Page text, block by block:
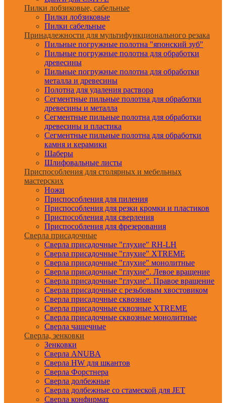
Пилки лобзиковые, сабельные
Пилки лобзиковые
Пилки сабельные
Принадлежности для мультифункционального резака
Пильные погружные полотна "японский зуб"
Пильные погружные полотна для обработки
древесины
Пильные погружные полотна для обработки
металла и древесины
Полотна для удаления раствора
Сегментные пильные полотна для обработки
древесины и металла
Сегментные пильные полотна для обработки
древесины и пластика
Сегментные пильные полотна для обработки
камня и керамики
Шаберы
Шлифовальные листы
Приспособления для столярных и мебельных
мастерских
Ножи
Приспособления для пиления
Приспособления для резки кромки и пластиков
Приспособления для сверления
Приспособления для фрезерования
Сверла присадочные
Сверла присадочные "глухие" RH-LH
Сверла присадочные "глухие" XTREME
Сверла присадочные "глухие" монолитные
Сверла присадочные "глухие". Левое вращение
Сверла присадочные "глухие". Правое вращение
Сверла присадочные с резьбовым хвостовиком
Сверла присадочные сквозные
Сверла присадочные сквозные XTREME
Сверла присадочные сквозные монолитные
Сверла чашечные
Сверла, зенковки
Зенковки
Сверла ANUBA
Сверла HW для шкантов
Сверла Форстнера
Сверла долбежные
Сверла долбежные со стамеской для JET
Сверла конфирмат